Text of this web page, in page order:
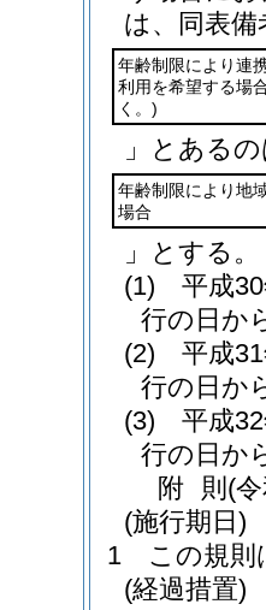
は、同表
年齢制限により連
利用を希望する場
く。)
」とある
年齢制限により地
場合
」とする。
(1)
平成
行の日か
(2)
平成
行の日か
(3)
平成
行の日か
附 則 (
(施行期日)
1
この規則
(経過措置)